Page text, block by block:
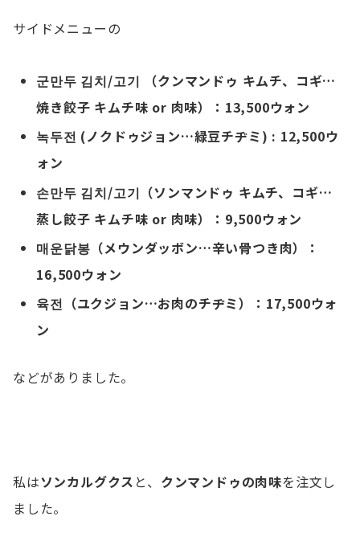
サイドメニューの
군만두 김치/고기 （クンマンドゥ キムチ、コギ…
焼き餃子 キムチ味 or 肉味）：13,500ウォン
녹두전 (ノクドゥジョン…緑豆チヂミ) : 12,500ウ
ォン
손만두 김치/고기（ソンマンドゥ キムチ、コギ…
蒸し餃子 キムチ味 or 肉味）：9,500ウォン
매운닭봉（メウンダッボン…辛い骨つき肉）：
16,500ウォン
육전（ユクジョン…お肉のチヂミ）：17,500ウォ
ン
などがありました。
私はソンカルグクス と、 クンマンドゥの肉味を注文し
ました。